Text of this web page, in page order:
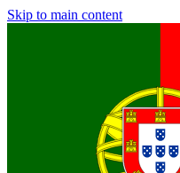
Skip to main content